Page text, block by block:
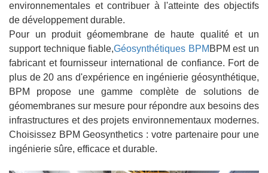
environnementales et contribuer à l'atteinte des objectifs
de développement durable.
Pour un produit géomembrane de haute qualité et un
support technique fiable,Géosynthétiques BPM BPM est un
fabricant et fournisseur international de confiance. Fort de
plus de 20 ans d'expérience en ingénierie géosynthétique,
BPM propose une gamme complète de solutions de
géomembranes sur mesure pour répondre aux besoins des
infrastructures et des projets environnementaux modernes.
Choisissez BPM Geosynthetics : votre partenaire pour une
ingénierie sûre, efficace et durable.